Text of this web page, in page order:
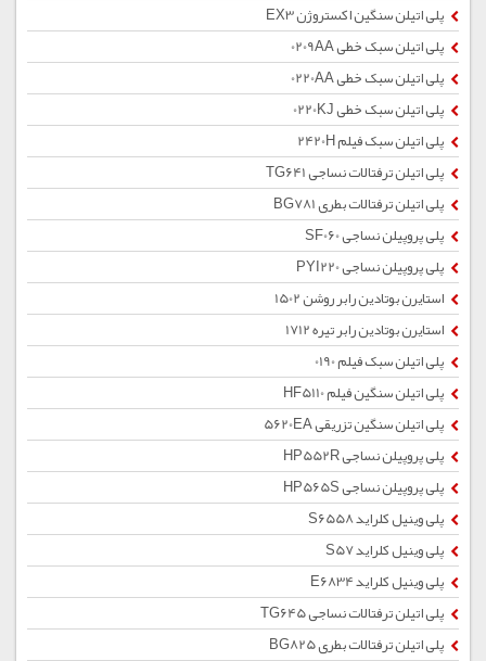
پلی اتیلن سنگین اکستروژن EX3
پلی اتیلن سبک خطی 0209AA
پلی اتیلن سبک خطی 0220AA
پلی اتیلن سبک خطی 0220KJ
پلی اتیلن سبک فیلم 2420H
پلی اتیلن ترفتالات نساجی TG641
پلی اتیلن ترفتالات بطری BG781
پلی پروپیلن نساجی SF060
پلی پروپیلن نساجی PYI220
استایرن بوتادین رابر روشن 1502
استایرن بوتادین رابر تیره 1712
پلی اتیلن سبک فیلم 0190
پلی اتیلن سنگین فیلم HF5110
پلی اتیلن سنگین تزریقی 5620EA
پلی پروپیلن نساجی HP552R
پلی پروپیلن نساجی HP565S
پلی وینیل کلراید S6558
پلی وینیل کلراید S57
پلی وینیل کلراید E6834
پلی اتیلن ترفتالات نساجی TG645
پلی اتیلن ترفتالات بطری BG825